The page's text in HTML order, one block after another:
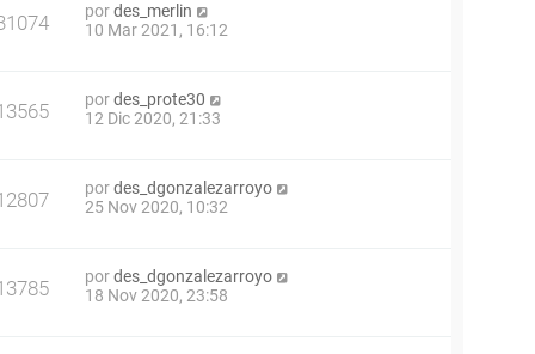
pordes_merlin
10 Mar 2021, 16:12
pordes_prote30
12 Dic 2020, 21:33
pordes_dgonzalezarroyo
25 Nov 2020, 10:32
pordes_dgonzalezarroyo
18 Nov 2020, 23:58